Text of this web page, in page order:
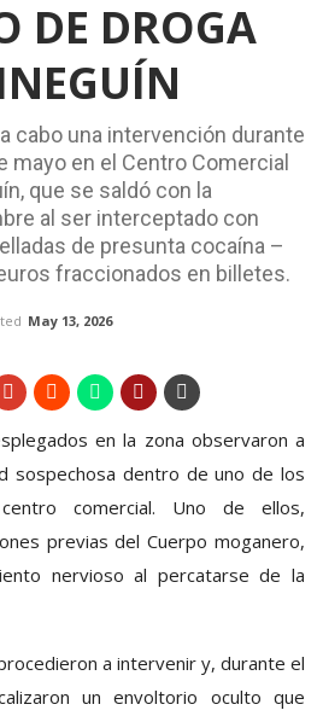
DE DROGA
cabo una intervención durante
mayo en el Centro Comercial
que se saldó con la
al ser interceptado con
de presunta cocaína –
fraccionados en billetes.
May 13, 2026
en la zona observaron a
sospechosa dentro de uno de los
comercial. Uno de ellos,
previas del Cuerpo moganero,
nervioso al percatarse de la
a intervenir y, durante el
un envoltorio oculto que